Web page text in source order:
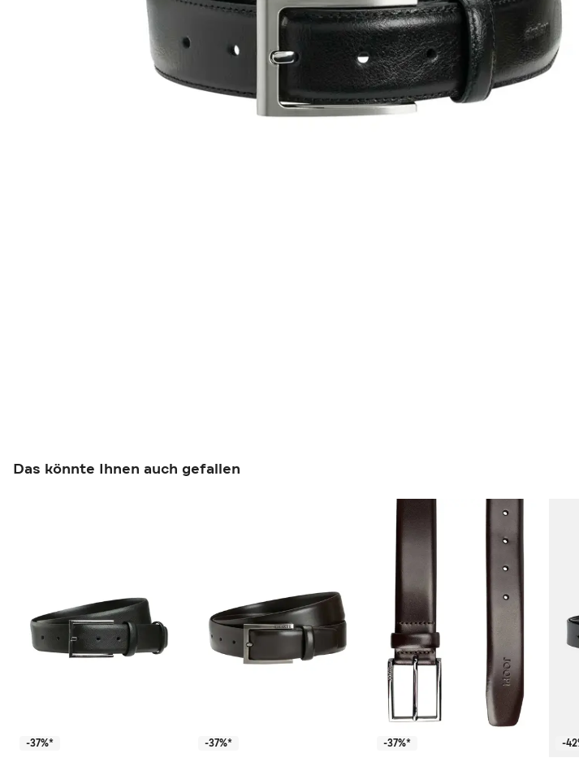
Das könnte Ihnen auch gefallen
-37%* -37%* -37%* -